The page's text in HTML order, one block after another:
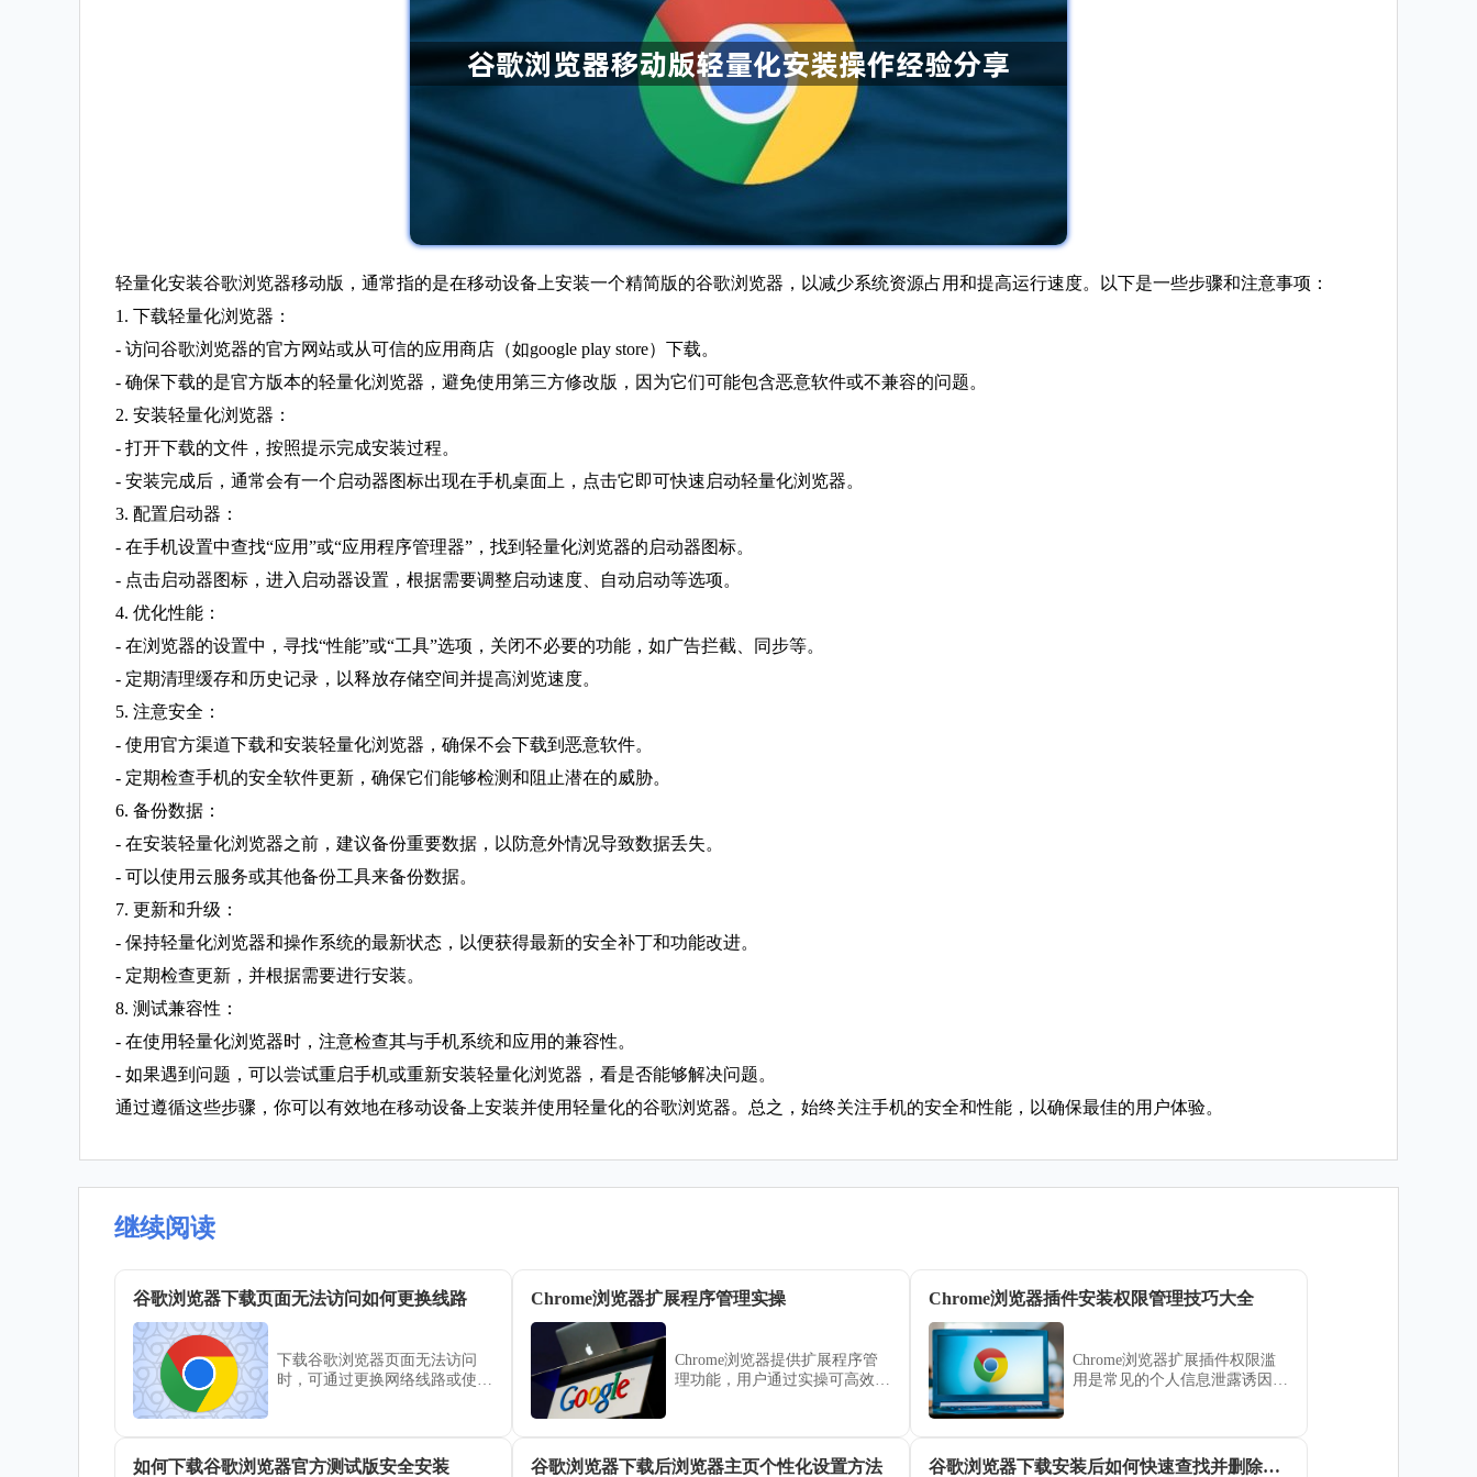
轻量化安装谷歌浏览器移动版，通常指的是在移动设备上安装一个精简版的谷歌浏览器，以减少系统资源占用和提高运行速度。以下是一些步骤和注意事项：
1. 下载轻量化浏览器：
- 访问谷歌浏览器的官方网站或从可信的应用商店（如google play store）下载。
- 确保下载的是官方版本的轻量化浏览器，避免使用第三方修改版，因为它们可能包含恶意软件或不兼容的问题。
2. 安装轻量化浏览器：
- 打开下载的文件，按照提示完成安装过程。
- 安装完成后，通常会有一个启动器图标出现在手机桌面上，点击它即可快速启动轻量化浏览器。
3. 配置启动器：
- 在手机设置中查找“应用”或“应用程序管理器”，找到轻量化浏览器的启动器图标。
- 点击启动器图标，进入启动器设置，根据需要调整启动速度、自动启动等选项。
4. 优化性能：
- 在浏览器的设置中，寻找“性能”或“工具”选项，关闭不必要的功能，如广告拦截、同步等。
- 定期清理缓存和历史记录，以释放存储空间并提高浏览速度。
5. 注意安全：
- 使用官方渠道下载和安装轻量化浏览器，确保不会下载到恶意软件。
- 定期检查手机的安全软件更新，确保它们能够检测和阻止潜在的威胁。
6. 备份数据：
- 在安装轻量化浏览器之前，建议备份重要数据，以防意外情况导致数据丢失。
- 可以使用云服务或其他备份工具来备份数据。
7. 更新和升级：
- 保持轻量化浏览器和操作系统的最新状态，以便获得最新的安全补丁和功能改进。
- 定期检查更新，并根据需要进行安装。
8. 测试兼容性：
- 在使用轻量化浏览器时，注意检查其与手机系统和应用的兼容性。
- 如果遇到问题，可以尝试重启手机或重新安装轻量化浏览器，看是否能够解决问题。
通过遵循这些步骤，你可以有效地在移动设备上安装并使用轻量化的谷歌浏览器。总之，始终关注手机的安全和性能，以确保最佳的用户体验。
继续阅读
谷歌浏览器下载页面无法访问如何更换线路
下载谷歌浏览器页面无法访问
时，可通过更换网络线路或使用
Chrome浏览器扩展程序管理实操
Chrome浏览器提供扩展程序管
理功能，用户通过实操可高效安
Chrome浏览器插件安装权限管理技巧大全
Chrome浏览器扩展插件权限滥
用是常见的个人信息泄露诱因。
环境下的个人隐私安全屏障。
如何下载谷歌浏览器官方测试版安全安装 谷歌浏览器下载后浏览器主页个性化设置方法 谷歌浏览器下载安装后如何快速查找并删除无用插件